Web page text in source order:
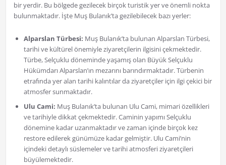
bir yerdir. Bu bölgede gezilecek birçok turistik yer ve önemli nokta
bulunmaktadır. İşte Muş Bulanık’ta gezilebilecek bazı yerler:
Alparslan Türbesi: Muş Bulanık’ta bulunan Alparslan Türbesi,
tarihi ve kültürel önemiyle ziyaretçilerin ilgisini çekmektedir.
Türbe, Selçuklu döneminde yaşamış olan Büyük Selçuklu
Hükümdarı Alparslan’ın mezarını barındırmaktadır. Türbenin
etrafında yer alan tarihi kalıntılar da ziyaretçiler için ilgi çekici bir
atmosfer sunmaktadır.
Ulu Cami: Muş Bulanık’ta bulunan Ulu Cami, mimari özellikleri
ve tarihiyle dikkat çekmektedir. Caminin yapımı Selçuklu
dönemine kadar uzanmaktadır ve zaman içinde birçok kez
restore edilerek günümüze kadar gelmiştir. Ulu Cami’nin
içindeki detaylı süslemeler ve tarihi atmosferi ziyaretçileri
büyülemektedir.